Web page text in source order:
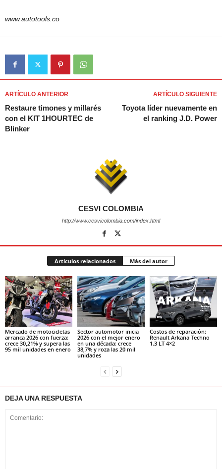
www.autotools.co
ARTÍCULO ANTERIOR
Restaure timones y millarés
con el KIT 1HOURTEC de
Blinker
ARTÍCULO SIGUIENTE
Toyota líder nuevamente en
el ranking J.D. Power
CESVI COLOMBIA
http://www.cesvicolombia.com/index.html
Artículos relacionados Más del autor
Mercado de motocicletas
arranca 2026 con fuerza:
crece 30,21% y supera las
95 mil unidades en enero
Sector automotor inicia
2026 con el mejor enero
en una década: crece
38,7% y roza las 20 mil
unidades
Costos de reparación:
Renault Arkana Techno
1.3 LT 4×2
DEJA UNA RESPUESTA